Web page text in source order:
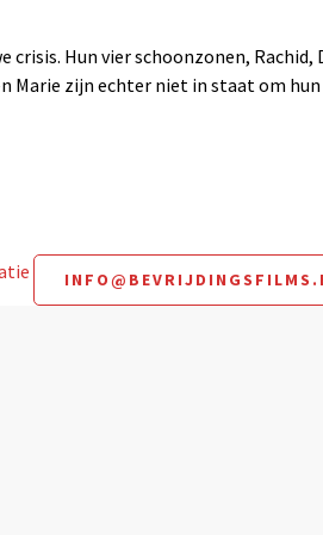
Hun vier schoonzonen,
Marie zijn echter niet in staat om